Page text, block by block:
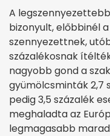
A
bizonyult, előbbinél
szennyezettnek,
százalékosnak
nagyobb gond a
gyümölcsminták 2,7
pedig 3,5 százalék
meghaladta az
legmagasabb